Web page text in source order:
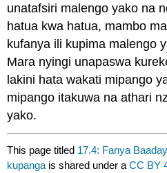
unatafsiri malengo yako na
hatua kwa hatua, mambo
kufanya ili kupima malengo
Mara nyingi unapaswa
lakini hata wakati mipango
mipango itakuwa na athari
yako.
This page titled 17.4: Fanya
kupanga is shared under aCC BY